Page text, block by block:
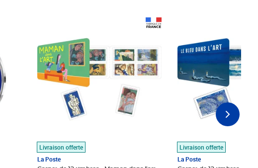
Livraison offerte
La Poste
Livraison offerte
La Poste